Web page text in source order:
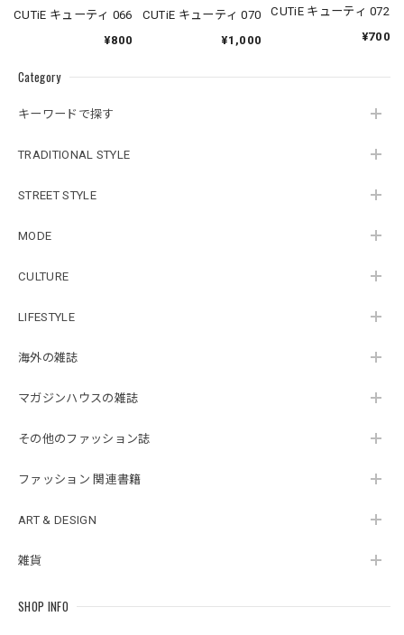
Category
キーワードで探す
TRADITIONAL STYLE
STREET STYLE
MODE
CULTURE
LIFESTYLE
海外の雑誌
マガジンハウスの雑誌
その他のファッション誌
ファッション 関連書籍
ART & DESIGN
雑貨
SHOP INFO
CUTiE キューティ 066
¥800
CUTiE キューティ 070
¥1,000
CUTiE キューティ 072
¥700